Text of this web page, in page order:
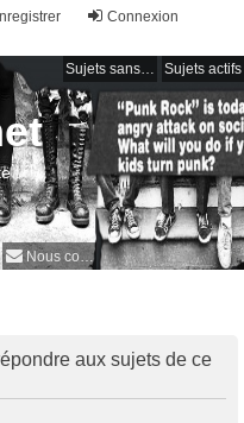
Connexion
Sujets sans réponse Sujets actifs
Nous contacter
!
aux sujets de ce